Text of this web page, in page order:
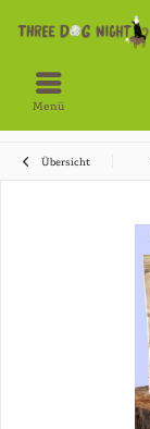
Menü
Übersicht